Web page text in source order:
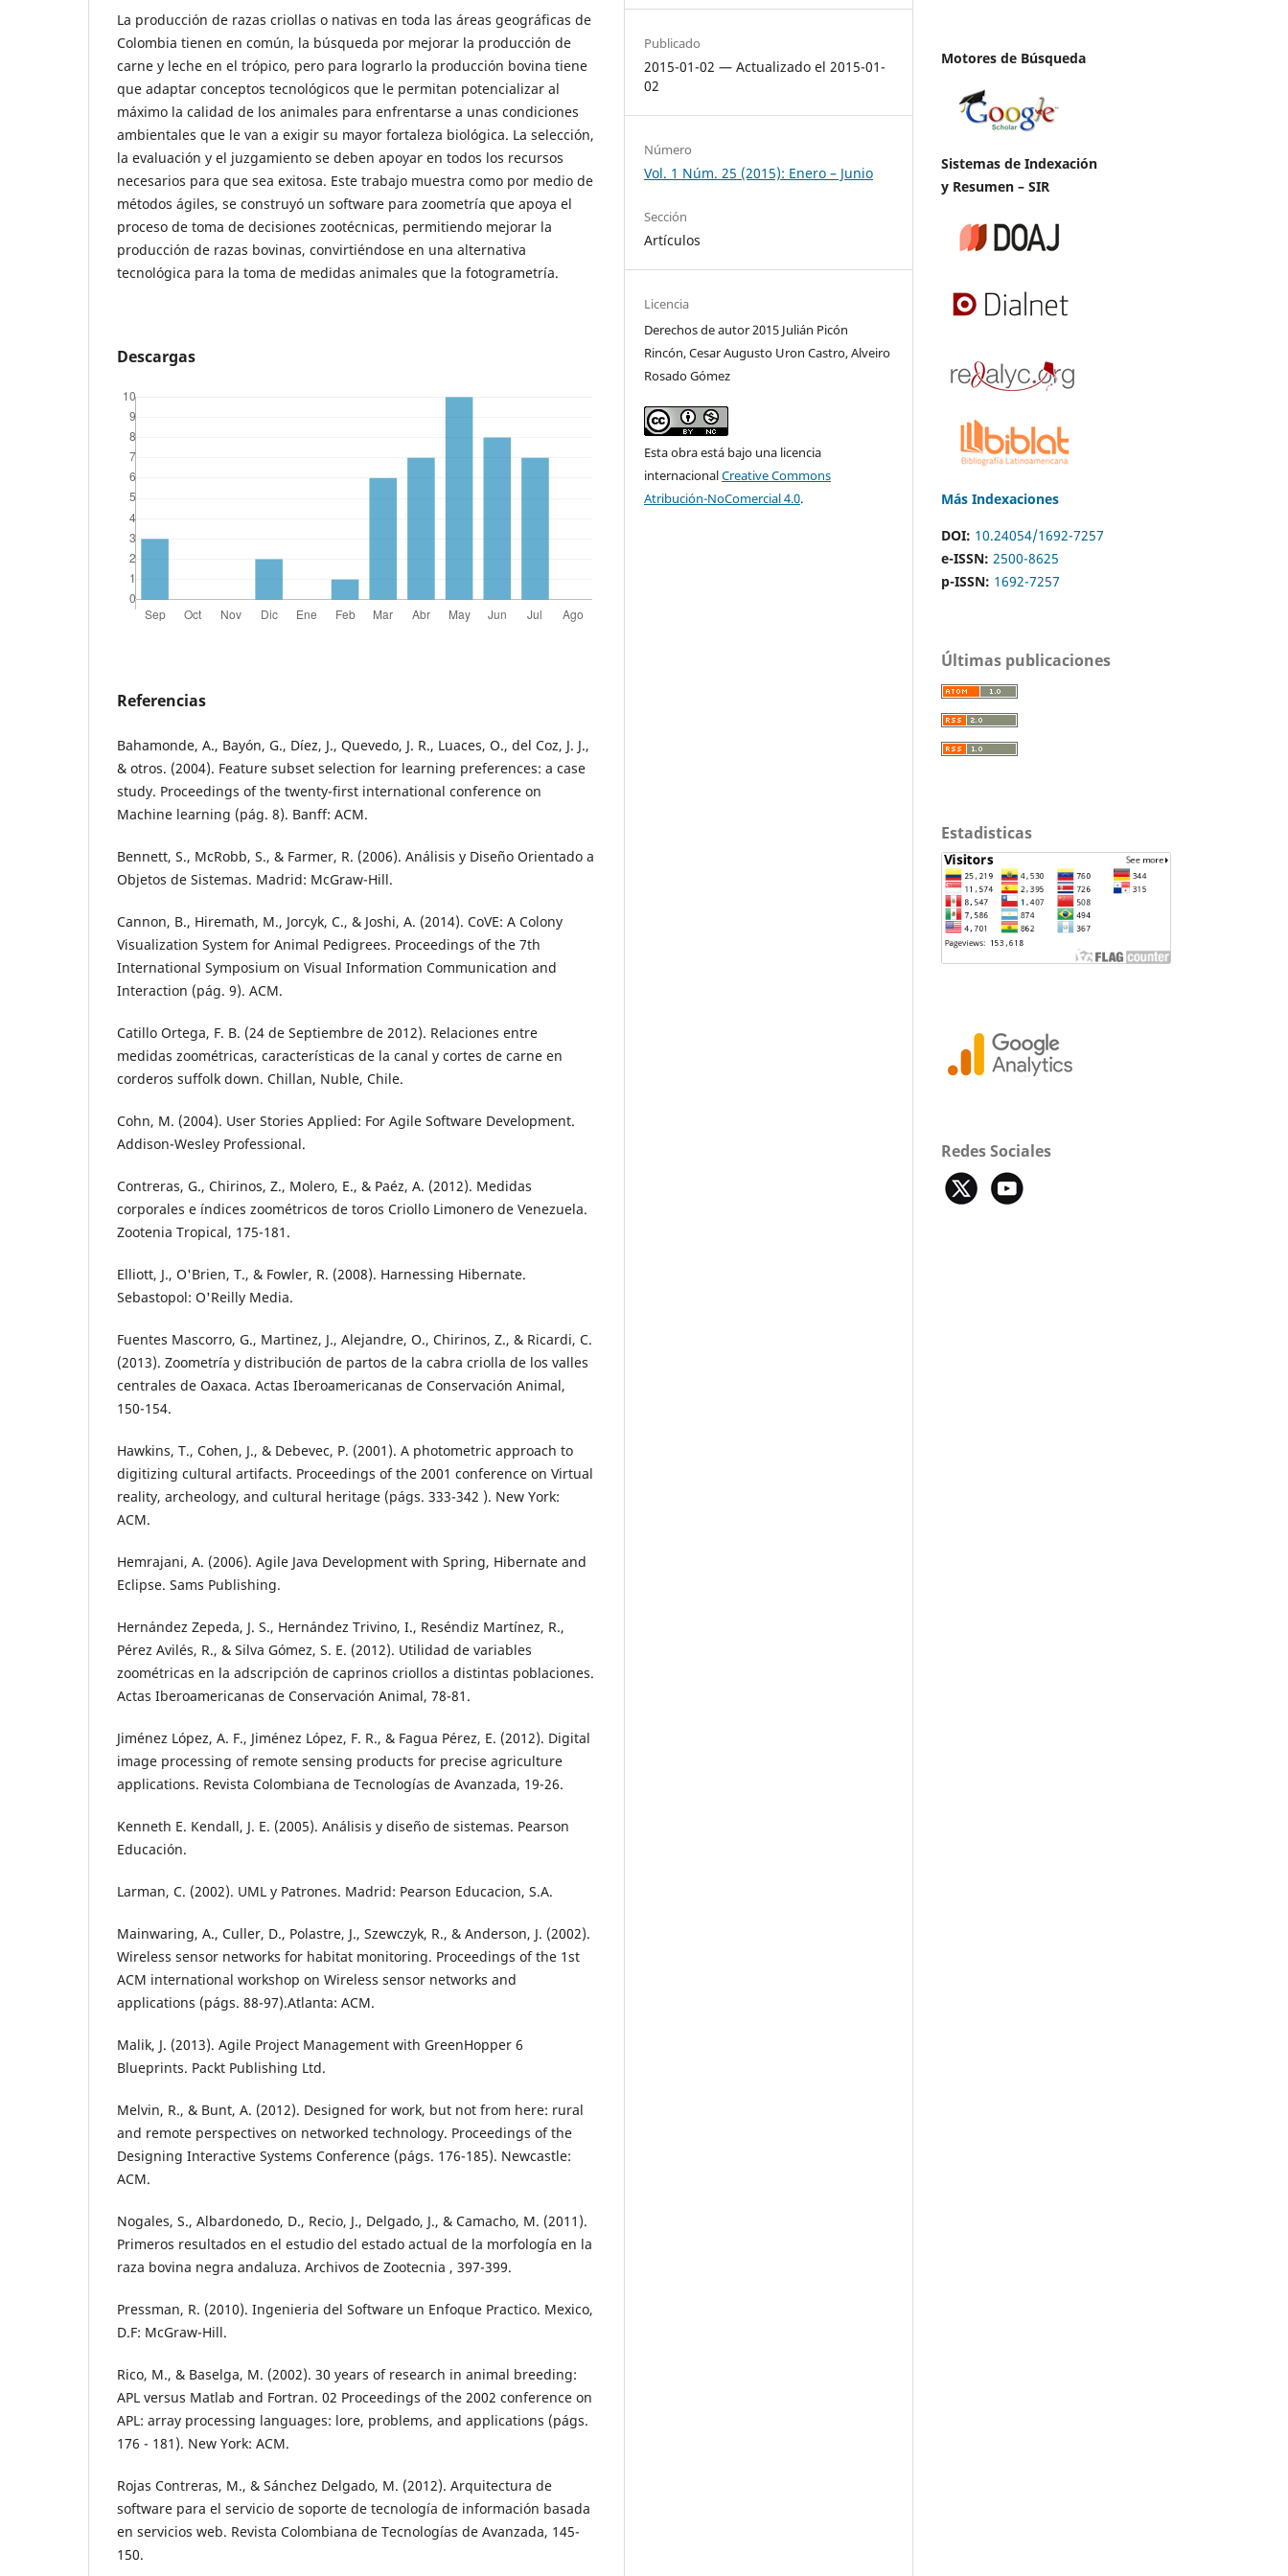
La producción de razas criollas o nativas en toda las áreas geográficas de
Colombia tienen en común, la búsqueda por mejorar la producción de
carne y leche en el trópico, pero para lograrlo la producción bovina tiene
que adaptar conceptos tecnológicos que le permitan potencializar al
máximo la calidad de los animales para enfrentarse a unas condiciones
ambientales que le van a exigir su mayor fortaleza biológica. La selección,
la evaluación y el juzgamiento se deben apoyar en todos los recursos
necesarios para que sea exitosa. Este trabajo muestra como por medio de
métodos ágiles, se construyó un software para zoometría que apoya el
proceso de toma de decisiones zootécnicas, permitiendo mejorar la
producción de razas bovinas, convirtiéndose en una alternativa
tecnológica para la toma de medidas animales que la fotogrametría.
Descargas
Referencias
Bahamonde, A., Bayón, G., Díez, J., Quevedo, J. R., Luaces, O., del Coz, J. J.,
& otros. (2004). Feature subset selection for learning preferences: a case
study. Proceedings of the twenty-first international conference on
Machine learning (pág. 8). Banff: ACM.
Bennett, S., McRobb, S., & Farmer, R. (2006). Análisis y Diseño Orientado a
Objetos de Sistemas. Madrid: McGraw-Hill.
Cannon, B., Hiremath, M., Jorcyk, C., & Joshi, A. (2014). CoVE: A Colony
Visualization System for Animal Pedigrees. Proceedings of the 7th
International Symposium on Visual Information Communication and
Interaction (pág. 9). ACM.
Catillo Ortega, F. B. (24 de Septiembre de 2012). Relaciones entre
medidas zoométricas, características de la canal y cortes de carne en
corderos suffolk down. Chillan, Nuble, Chile.
Cohn, M. (2004). User Stories Applied: For Agile Software Development.
Addison-Wesley Professional.
Contreras, G., Chirinos, Z., Molero, E., & Paéz, A. (2012). Medidas
corporales e índices zoométricos de toros Criollo Limonero de Venezuela.
Zootenia Tropical, 175-181.
Elliott, J., O'Brien, T., & Fowler, R. (2008). Harnessing Hibernate.
Sebastopol: O'Reilly Media.
Fuentes Mascorro, G., Martinez, J., Alejandre, O., Chirinos, Z., & Ricardi, C.
(2013). Zoometría y distribución de partos de la cabra criolla de los valles
centrales de Oaxaca. Actas Iberoamericanas de Conservación Animal,
150-154.
Hawkins, T., Cohen, J., & Debevec, P. (2001). A photometric approach to
digitizing cultural artifacts. Proceedings of the 2001 conference on Virtual
reality, archeology, and cultural heritage (págs. 333-342 ). New York:
ACM.
Hemrajani, A. (2006). Agile Java Development with Spring, Hibernate and
Eclipse. Sams Publishing.
Hernández Zepeda, J. S., Hernández Trivino, I., Reséndiz Martínez, R.,
Pérez Avilés, R., & Silva Gómez, S. E. (2012). Utilidad de variables
zoométricas en la adscripción de caprinos criollos a distintas poblaciones.
Actas Iberoamericanas de Conservación Animal, 78-81.
Jiménez López, A. F., Jiménez López, F. R., & Fagua Pérez, E. (2012). Digital
image processing of remote sensing products for precise agriculture
applications. Revista Colombiana de Tecnologías de Avanzada, 19-26.
Kenneth E. Kendall, J. E. (2005). Análisis y diseño de sistemas. Pearson
Educación.
Larman, C. (2002). UML y Patrones. Madrid: Pearson Educacion, S.A.
Mainwaring, A., Culler, D., Polastre, J., Szewczyk, R., & Anderson, J. (2002).
Wireless sensor networks for habitat monitoring. Proceedings of the 1st
ACM international workshop on Wireless sensor networks and
applications (págs. 88-97).Atlanta: ACM.
Malik, J. (2013). Agile Project Management with GreenHopper 6
Blueprints. Packt Publishing Ltd.
Melvin, R., & Bunt, A. (2012). Designed for work, but not from here: rural
and remote perspectives on networked technology. Proceedings of the
Designing Interactive Systems Conference (págs. 176-185). Newcastle:
ACM.
Nogales, S., Albardonedo, D., Recio, J., Delgado, J., & Camacho, M. (2011).
Primeros resultados en el estudio del estado actual de la morfología en la
raza bovina negra andaluza. Archivos de Zootecnia , 397-399.
Pressman, R. (2010). Ingenieria del Software un Enfoque Practico. Mexico,
D.F: McGraw-Hill.
Rico, M., & Baselga, M. (2002). 30 years of research in animal breeding:
APL versus Matlab and Fortran. 02 Proceedings of the 2002 conference on
APL: array processing languages: lore, problems, and applications (págs.
176 - 181). New York: ACM.
Rojas Contreras, M., & Sánchez Delgado, M. (2012). Arquitectura de
software para el servicio de soporte de tecnología de información basada
en servicios web. Revista Colombiana de Tecnologías de Avanzada, 145-
150.
Publicado
2015-01-02 — Actualizado el 2015-01-
02
Número
Vol. 1 Núm. 25 (2015): Enero – Junio
Sección
Artículos
Licencia
Derechos de autor 2015 Julián Picón
Rincón, Cesar Augusto Uron Castro, Alveiro
Rosado Gómez
Esta obra está bajo una licencia
internacionalCreative Commons
Atribución-NoComercial 4.0.
Motores de Búsqueda
Sistemas de Indexación
y Resumen – SIR
Más Indexaciones
DOI: 10.24054/1692-7257
e-ISSN: 2500-8625
p-ISSN: 1692-7257
Últimas publicaciones
Estadisticas
Redes Sociales